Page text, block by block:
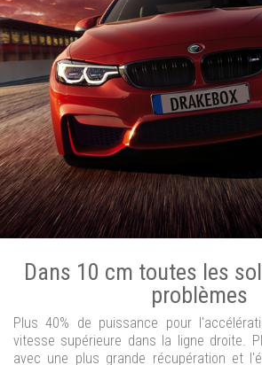
Dans 10 cm toutes les
problèmes
Plus 40% de puissance pour
vitesse supérieure dans la ligne droite.
avec une plus grande récupération et